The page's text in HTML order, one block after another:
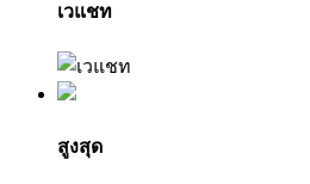
เวแชท
สูงสุด